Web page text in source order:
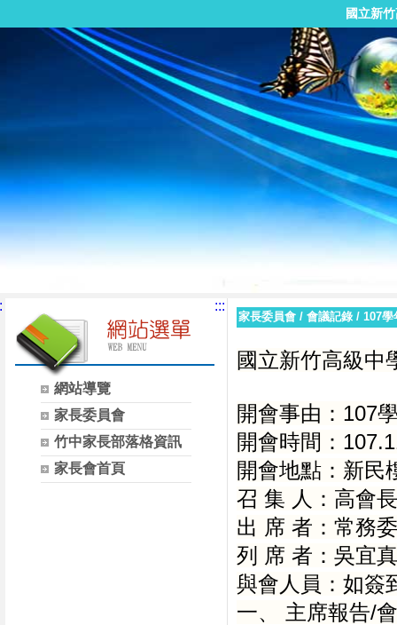
國立新
網站導覽
家長委員會
竹中家長部落格資訊
家長會首頁
:::
家長委員會 / 會議記錄 / 107學
國立新竹高級中
開會事由：107
開會時間：
開會地點：新民
召 集 人：高會
出 席 者：常務
列 席 者：吳宜
與會人員：如簽
一、 主席報告/